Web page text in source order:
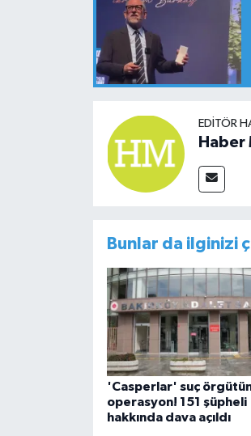
EDITÖR
Haber
Bunlar da ilginizi
'Casperlar' suç
operasyon! 151 şüpheli
hakkında dava açıldı